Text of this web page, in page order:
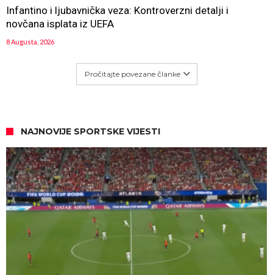
Infantino i ljubavnička veza: Kontroverzni detalji i
novčana isplata iz UEFA
8 Augusta, 2026
Pročitajte povezane članke
NAJNOVIJE SPORTSKE VIJESTI